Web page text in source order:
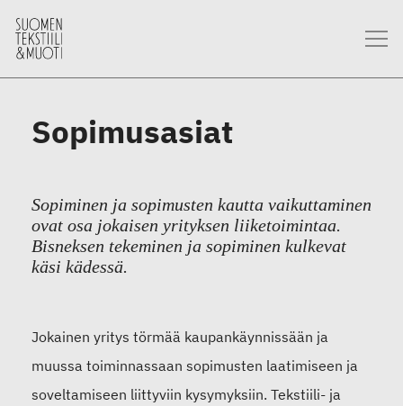
Sopimusasiat
Sopiminen ja sopimusten kautta vaikuttaminen
ovat osa jokaisen yrityksen liiketoimintaa.
Bisneksen tekeminen ja sopiminen kulkevat
käsi kädessä.
Jokainen yritys törmää kaupankäynnissään ja
muussa toiminnassaan sopimusten laatimiseen ja
soveltamiseen liittyviin kysymyksiin. Tekstiili- ja